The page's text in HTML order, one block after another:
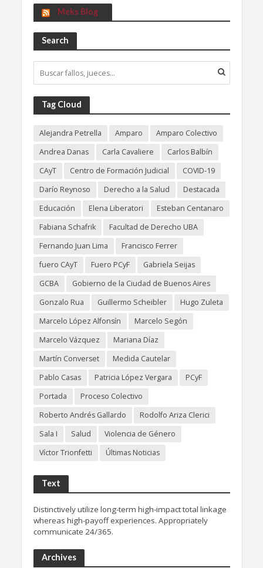
Meks Blog
Search
Tag Cloud
Alejandra Petrella Amparo
Amparo Colectivo
Andrea Danas
Carla Cavaliere
Carlos Balbín
CAyT
Centro de Formación Judicial
COVID-19
Darío Reynoso
Derecho a la Salud
Destacada
Educación
Elena Liberatori
Esteban Centanaro
Fabiana Schafrik
Facultad de Derecho UBA
Fernando Juan Lima
Francisco Ferrer
fuero CAyT
Fuero PCyF
Gabriela Seijas
GCBA
Gobierno de la Ciudad de Buenos Aires
Gonzalo Rua
Guillermo Scheibler
Hugo Zuleta
Marcelo López Alfonsín
Marcelo Segón
Marcelo Vázquez
Mariana Díaz
Martín Converset
Medida Cautelar
Pablo Casas
Patricia López Vergara
PCyF
Portada
Proceso Colectivo
Roberto Andrés Gallardo
Rodolfo Ariza Clerici
Sala I
Salud
Violencia de Género
Víctor Trionfetti
Últimas Noticias
Text
Distinctively utilize long-term high-impact total linkage
whereas high-payoff experiences. Appropriately
communicate 24/365.
Archives